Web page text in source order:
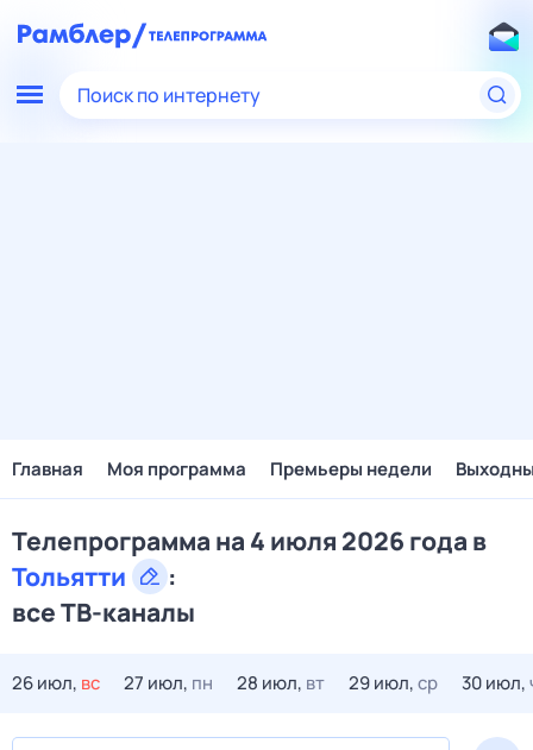
Поиск по интернету
Главная Моя программа Премьеры недели
Телепрограмма на 4 июля 2026 года в
Тольятти
:
все ТВ-каналы
26 июл, вс 27 июл, пн 28 июл, вт 29 июл,ср 30 июл,